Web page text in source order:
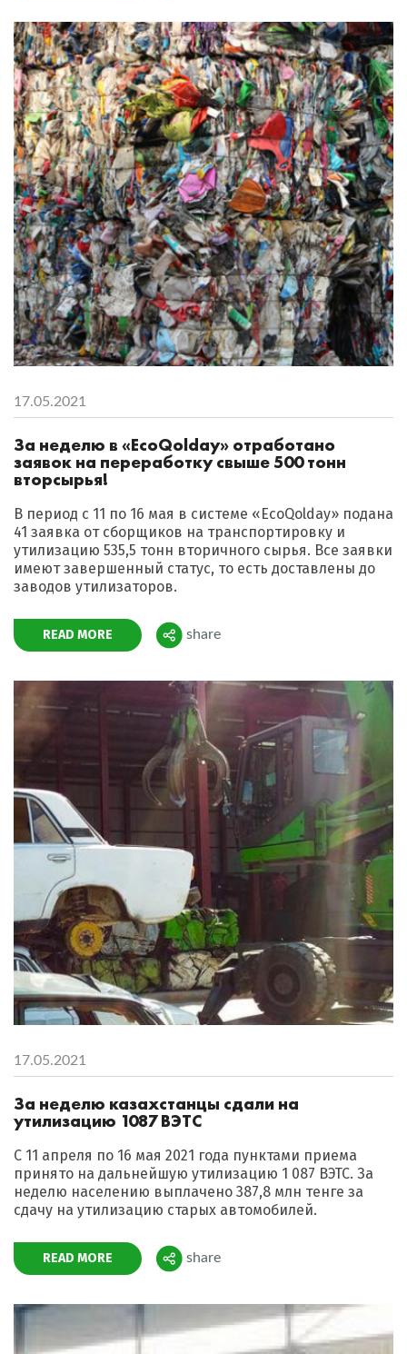
17.05.2021
За неделю в «EcoQolday» отработано
заявок на переработку свыше 500 тонн
вторсырья!
В период с 11 по 16 мая в системе «EcoQolday» подана
41 заявка от сборщиков на транспортировку и
утилизацию 535,5 тонн вторичного сырья. Все заявки
имеют завершенный статус, то есть доставлены до
заводов утилизаторов.
READ MORE Поделиться
share
17.05.2021
За неделю казахстанцы сдали на
утилизацию 1087 ВЭТС
С 11 апреля по 16 мая 2021 года пунктами приема
принято на дальнейшую утилизацию 1 087 ВЭТС. За
неделю населению выплачено 387,8 млн тенге за
сдачу на утилизацию старых автомобилей.
READ MORE Поделиться
share